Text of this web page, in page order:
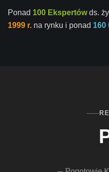
Ponad 100 Ekspertówds.
1999 r.na rynku i ponad 160